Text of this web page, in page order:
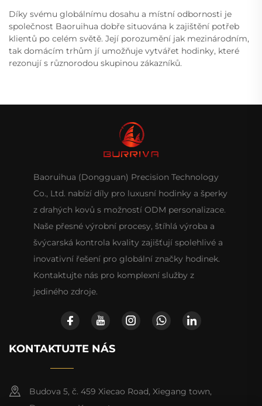
Díky svému globálnímu dosahu a místní odbornosti je
společnost Baoruihua dobře situována k zajištění potřeb
klientů po celém světě. Její porozumění jak mezinárodním,
tak domácím trhům jí umožňuje vytvářet hodinky, které
rezonují s různorodou skupinou zákazníků.
Baoruihua (Dongguan) Precision Technology
Co., Ltd. nabízí díly pro luxusní hodinky a šperky
z drahých kovů s možností ODM personalizace.
Naše přesné výrobní procesy, štíhlá výroba a
švýcarská kontrola kvality zajišťují spolehlivé a
inovativní řešení pro globální značky hodinek.
Kontaktujte nás pro komplexní služby z
jediného zdroje.
KONTAKTUJTE NÁS
Budova 5, č. 459 Xiecao Road, Xiegang town,